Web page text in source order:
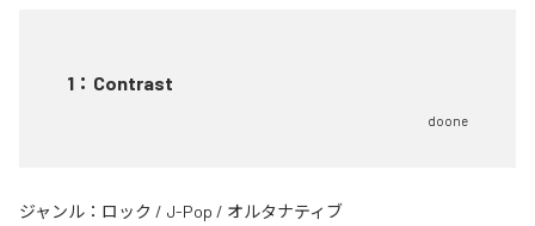
1 ： Contrast
doone
ジャンル： ロック / J-Pop / オルタナティブ